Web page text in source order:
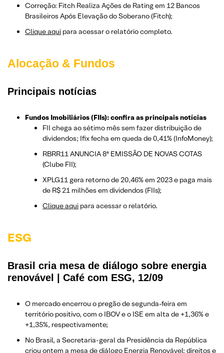
Correção: Fitch Realiza Ações de Rating em 12 Bancos
Brasileiros Após Elevação do Soberano (Fitch);
Clique aqui para acessar o relatório completo.
Alocação & Fundos
Principais notícias
Fundos Imobiliários (FIIs): confira as principais notícias
FII chega ao sétimo mês sem fazer distribuição de
dividendos; Ifix fecha em queda de 0,41% (InfoMoney);
RBRR11 ANUNCIA 8ª EMISSÃO DE NOVAS COTAS
(Clube FII);
XPLG11 gera retorno de 20,46% em 2023 e paga mais
de R$ 21 milhões em dividendos (FIIs);
Clique aqui para acessar o relatório.
ESG
Brasil cria mesa de diálogo sobre energia
renovável | Café com ESG, 12/09
O mercado encerrou o pregão de segunda-feira em
território positivo, com o IBOV e o ISE em alta de +1,36% e
+1,35%, respectivamente;
No Brasil, a Secretaria-geral da Presidência da República
criou ontem a mesa de diálogo Energia Renovável: direitos e